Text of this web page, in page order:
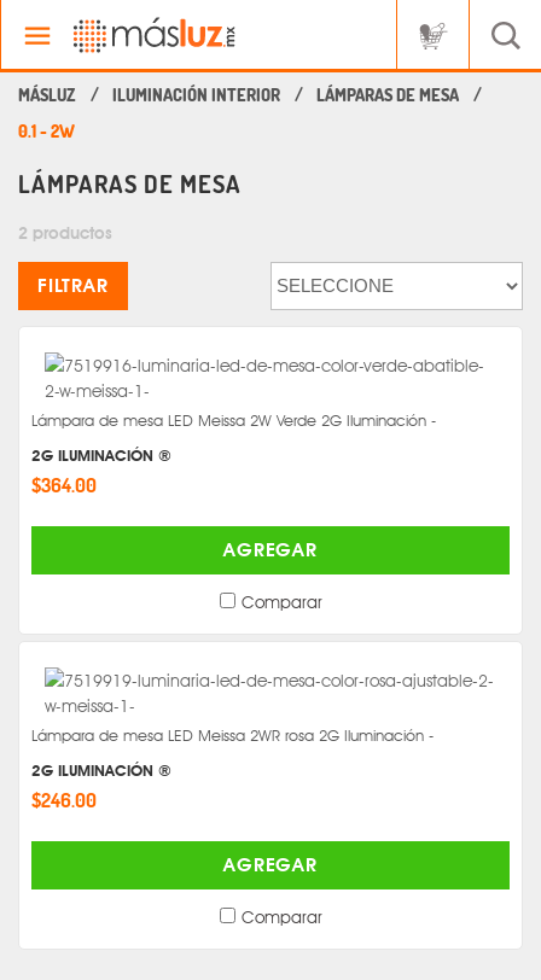
ILUMINACIÓN INTERIOR
LÁMPARAS DE MESA
0.1 - 2W
LÁMPARAS DE MESA
2 productos
FILTRAR
Lámpara de mesa LED Meissa 2W Verde 2G Iluminación -
2G ILUMINACIÓN ®
$364.00
AGREGAR
Comparar
Lámpara de mesa LED Meissa 2WR rosa 2G Iluminación -
2G ILUMINACIÓN ®
$246.00
AGREGAR
Comparar